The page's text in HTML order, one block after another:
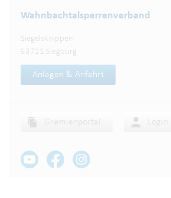
Wahnbachtalsperren­verband
Siegelsknippen
53721 Siegburg
Anlagen & Anfahrt
Gremienportal Login